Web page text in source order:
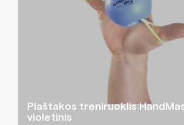
Plaštakos treniruoklis
violetinis